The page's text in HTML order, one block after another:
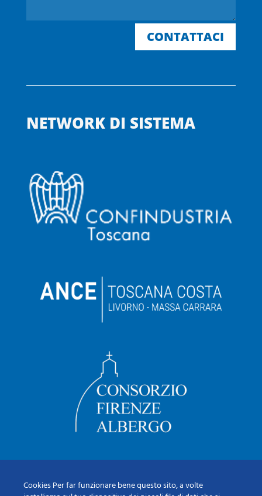
CONTATTACI
NETWORK DI SISTEMA
Cookies Per far funzionare bene questo sito, a volte